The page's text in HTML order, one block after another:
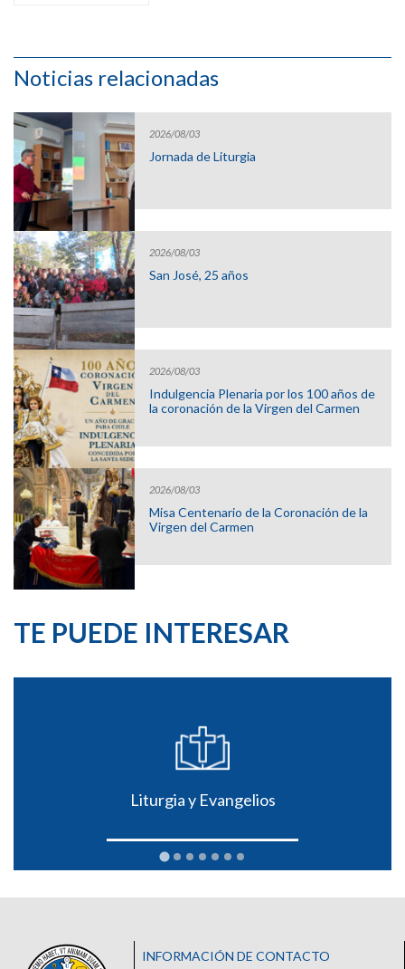
Noticias relacionadas
2026/08/03
Jornada de Liturgia
2026/08/03
San José, 25 años
2026/08/03
Indulgencia Plenaria por los 100 años de
la coronación de la Virgen del Carmen
2026/08/03
Misa Centenario de la Coronación de la
Virgen del Carmen
TE PUEDE INTERESAR
Liturgia y Evangelios
INFORMACIÓN DE CONTACTO